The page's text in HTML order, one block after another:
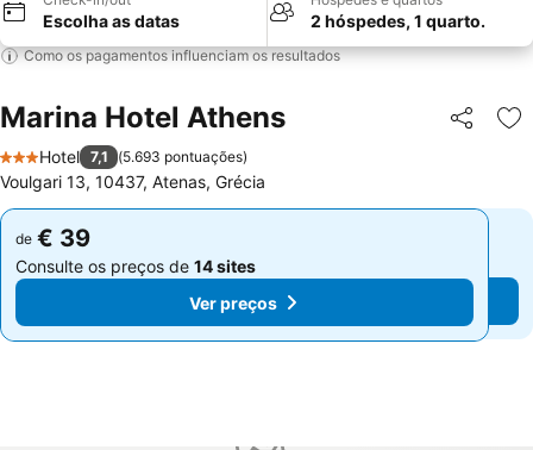
Escolha as datas 2 hóspedes, 1 quarto.
Como os pagamentos influenciam os resultados
Marina Hotel Athens Partilhar
3 Estrelas
Hotel 7,1 (5.693 pontuações)
Voulgari 13, 10437, Atenas, Grécia
de € 39
Consulte os preços de 14 sites
Ver preços
de € 39
Consulte os preços de 14 sites
Ver preços